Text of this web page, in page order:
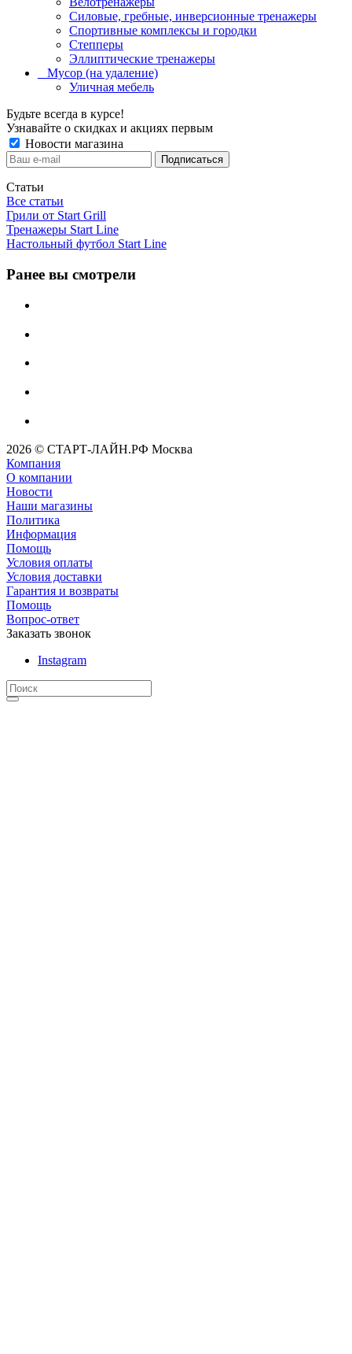
Силовые, гребные, инверсионные тренажеры
Спортивные комплексы и городки
Степперы
Эллиптические тренажеры
_ Мусор (на удаление)
Уличная мебель
Будьте всегда в курсе!
Узнавайте о скидках и акциях первым
Новости магазина
Статьи
Все статьи
Грили от Start Grill
Тренажеры Start Line
Настольный футбол Start Line
Ранее вы смотрели
2026 © СТАРТ-ЛАЙН.РФ Москва
Компания
О компании
Новости
Наши магазины
Политика
Информация
Помощь
Условия оплаты
Условия доставки
Гарантия и возвраты
Помощь
Вопрос-ответ
Заказать звонок
Instagram